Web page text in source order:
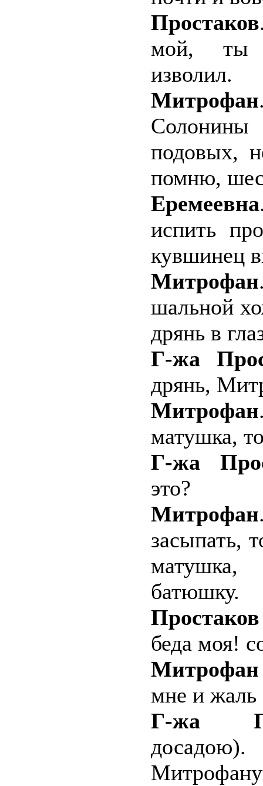
Простаков
мой, ты
изволил.
Митрофан
подовых,
помню,
Еремеевна
испить
кувшинец
Митрофан
шальной
дрянь в
Г-жа
дрянь,
Митрофан
матушка,
Г-жа
это?
Митрофан
засыпать,
батюшку.
Простаков
беда моя!
Митрофан
мне и жаль
Г-жа